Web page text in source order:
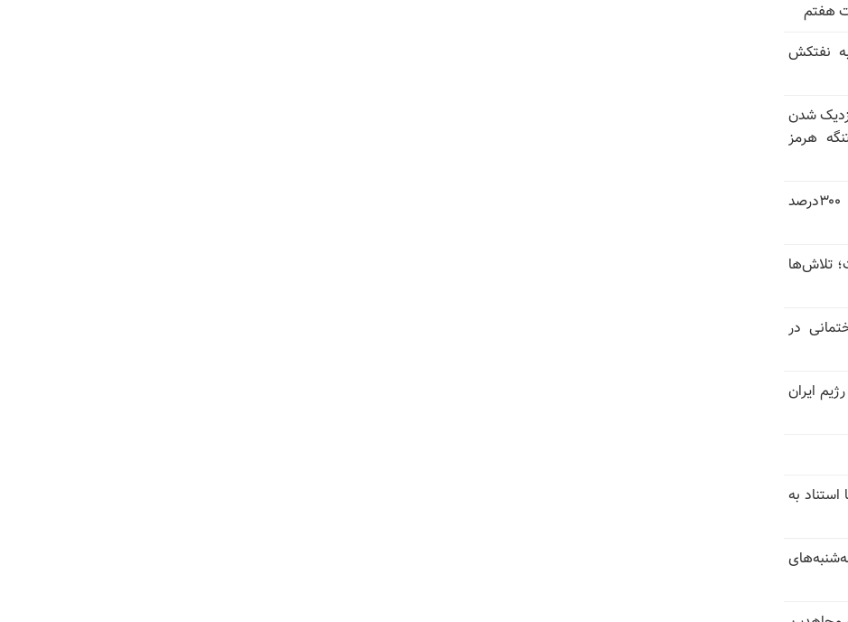
هفتم
نفتکش
شدن
هرمز
قبض آب و برق خرداد و تیر بیش از ۳۰۰درصد
تلاش‌ها
در
ایران
به